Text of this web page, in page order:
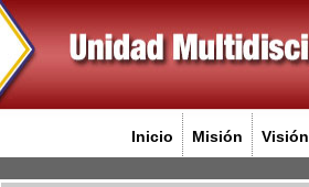
Inicio Misión Visión